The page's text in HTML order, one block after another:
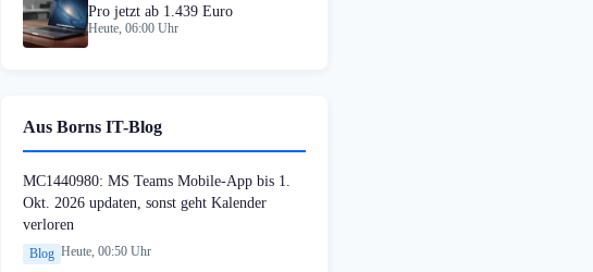
Pro jetzt ab 1.439 Euro
Heute, 06:00 Uhr
Aus Borns IT-Blog
MC1440980: MS Teams Mobile-App bis 1.
Okt. 2026 updaten, sonst geht Kalender
verloren
Blog Heute, 00:50 Uhr